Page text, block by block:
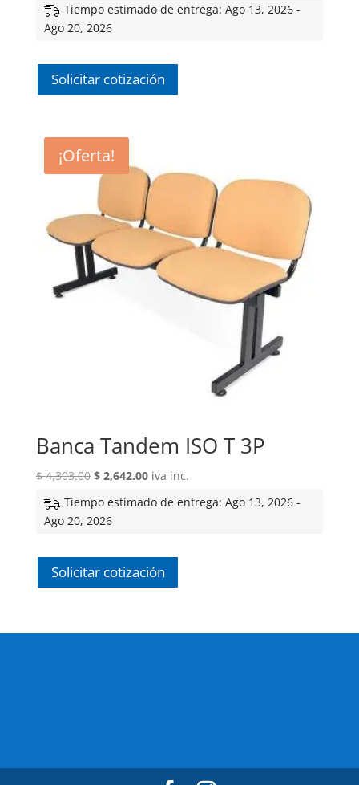
original
era:
actual
Tiempo estimado de entrega: Ago 13, 2026 -
Ago 20, 2026
Solicitar cotización
¡Oferta!
Banca Tandem ISO T 3P
$4,303.00 El
original
era:
$2,642.00El
actual
iva inc.
Tiempo estimado de entrega: Ago 13, 2026 -
Ago 20, 2026
Solicitar cotización